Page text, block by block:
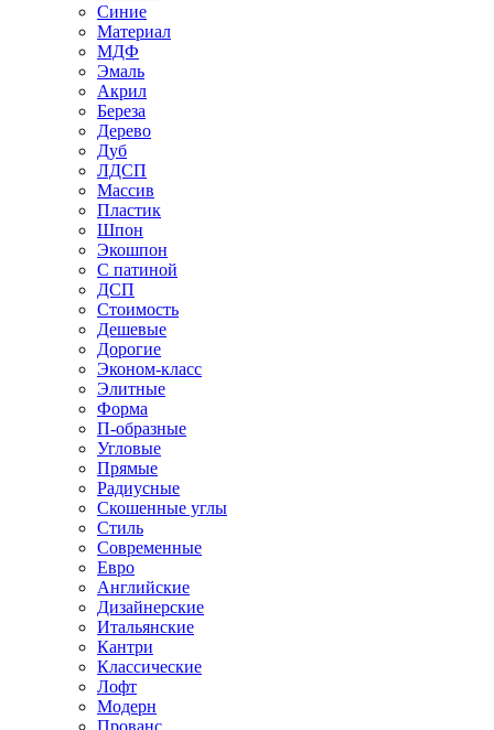
Синие
Материал
МДФ
Эмаль
Акрил
Береза
Дерево
Дуб
ЛДСП
Массив
Пластик
Шпон
Экошпон
С патиной
ДСП
Стоимость
Дешевые
Дорогие
Эконом-класс
Элитные
Форма
П-образные
Угловые
Прямые
Радиусные
Скошенные углы
Стиль
Современные
Евро
Английские
Дизайнерские
Итальянские
Кантри
Классические
Лофт
Модерн
Прованс